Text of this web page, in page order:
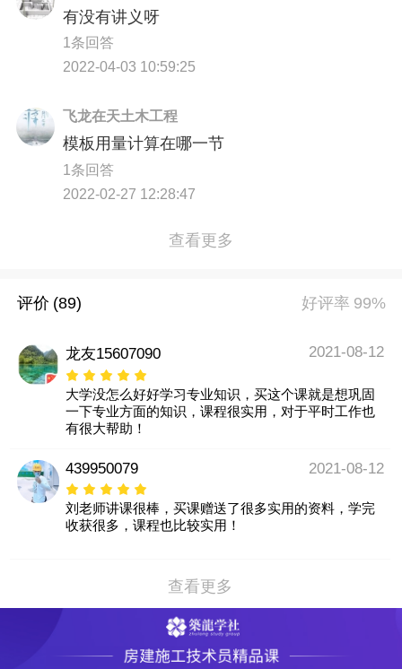
有没有讲义呀
1条回答
2022-04-03 10:59:25
飞龙在天土木工程
模板用量计算在哪一节
1条回答
2022-02-27 12:28:47
查看更多
评价 (89) 好评率 99%
龙友15607090 2021-08-12
大学没怎么好好学习专业知识，买这个课就是想巩固
一下专业方面的知识，课程很实用，对于平时工作也
有很大帮助！
439950079 2021-08-12
刘老师讲课很棒，买课赠送了很多实用的资料，学完
收获很多，课程也比较实用！
查看更多